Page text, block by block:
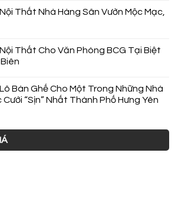
Thất Nhà Hàng Sân Vườn Mộc Mạc,
Thất Cho Văn Phòng BCG Tại Biệt
Bàn Ghế Cho Một Trong Những Nhà
“Sịn” Nhất Thành Phố Hưng Yên